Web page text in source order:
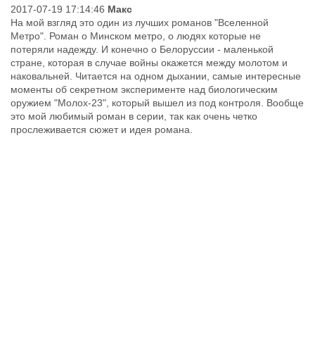
2017-07-19 17:14:46 Макс
На мой взгляд это один из лучших романов "Вселенной
Метро". Роман о Минском метро, о людях которые не
потеряли надежду. И конечно о Белоруссии - маленькой
стране, которая в случае войны окажется между молотом и
наковальней. Читается на одном дыхании, самые интересные
моменты об секретном эксперименте над биологическим
оружием "Молох-23", который вышел из под контроля. Вообще
это мой любимый роман в серии, так как очень четко
прослеживается сюжет и идея романа.